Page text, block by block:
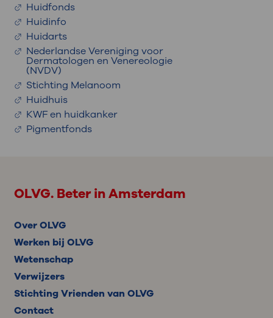
Huidfonds
Huidinfo
Huidarts
Nederlandse Vereniging voor
Dermatologen en Venereologie
(NVDV)
Stichting Melanoom
Huidhuis
KWF en huidkanker
Pigmentfonds
OLVG. Beter in Amsterdam
Over OLVG
Werken bij OLVG
Wetenschap
Verwijzers
Stichting Vrienden van OLVG
Contact